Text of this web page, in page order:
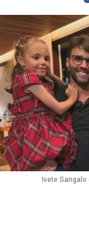
Ivete Sangalo